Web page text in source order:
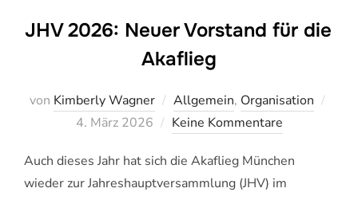
JHV 2026: Neuer Vorstand für die
Akaflieg
von Kimberly Wagner Allgemein, Organisation
4. März 2026 Keine Kommentare
Auch dieses Jahr hat sich die Akaflieg München
wieder zur Jahreshauptversammlung (JHV) im